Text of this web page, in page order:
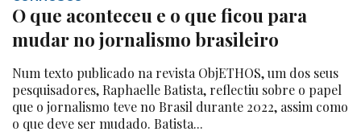
O que aconteceu e o que ficou para
mudar no jornalismo brasileiro
Num texto publicado na revista ObjETHOS, um dos seus
pesquisadores, Raphaelle Batista, reflectiu sobre o papel
que o jornalismo teve no Brasil durante 2022, assim como
o que deve ser mudado. Batista...